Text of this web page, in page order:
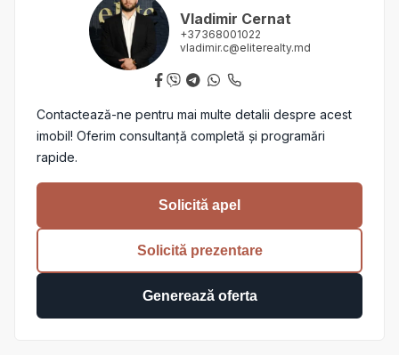
Vladimir Cernat
+37368001022
vladimir.c@eliterealty.md
Contactează-ne pentru mai multe detalii despre acest
imobil! Oferim consultanță completă și programări
rapide.
Solicită apel
Solicită prezentare
Generează oferta